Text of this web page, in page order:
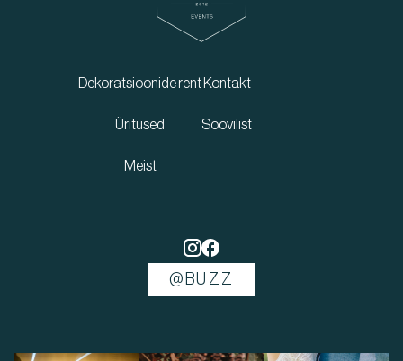
@BUZZ
Dekoratsioonide rent
Üritused
Meist
Kontakt
Soovilist